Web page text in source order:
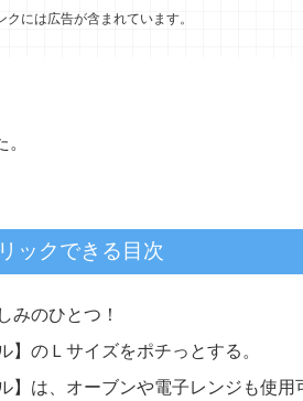
クには広告が含まれています。
ックできる目次
みのひとつ！
】のＬサイズをポチっとする。
】は、オーブンや電子レンジも使用